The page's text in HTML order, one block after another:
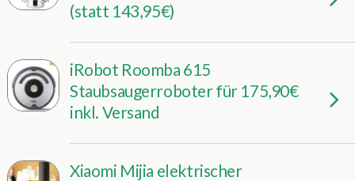
(statt 143,95€)
iRobot Roomba 615
Staubsaugerroboter für 175,90€
inkl. Versand
Xiaomi Mijia elektrischer